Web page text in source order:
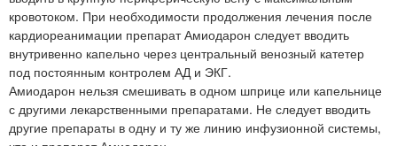
кровотоком. При необходимости продолжения лечения после
кардиореанимации препарат Амиодарон следует вводить
внутривенно капельно через центральный венозный катетер
под постоянным контролем АД и ЭКГ.
Амиодарон нельзя смешивать в одном шприце или капельнице
с другими лекарственными препаратами. Не следует вводить
другие препараты в одну и ту же линию инфузионной системы,